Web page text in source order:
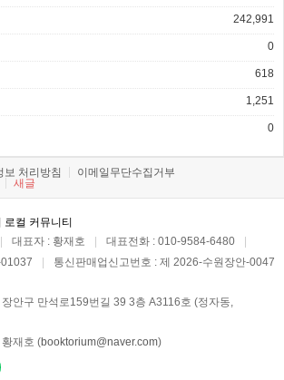
242,991
0
618
1,251
0
보 처리방침
이메일무단수집거부
새글
대표자 : 황재호 대표전화 : 010-9584-6480
통신판매업신고번호 : 제 2026-수원장안-0047
안구 만석로159번길 39 3층 A3116호 (정자동,
재호 (booktorium@naver.com)